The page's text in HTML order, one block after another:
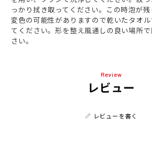
っかり拭き取ってください。この時泡が残
変色の可能性がありますので乾いたタオ
てください。形を整え風通しの良い場所
さい。
Review
レビュー
レビューを書く